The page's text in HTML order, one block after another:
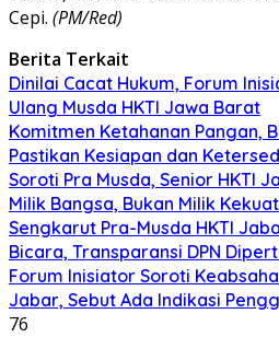
Cepi. (PM/Red)
Berita Terkait
​Dinilai Cacat Hukum, Forum
Ulang Musda HKTI Jawa Barat
Komitmen Ketahanan Pangan,
Pastikan Kesiapan dan
Soroti Pra Musda, Senior HKTI
Milik Bangsa, Bukan Milik
Sengkarut Pra-Musda HKTI
Bicara, Transparansi DPN
​Forum Inisiator Soroti
Jabar, Sebut Ada Indikasi
76